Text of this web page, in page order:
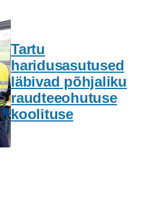
Tartu
haridusasutused
läbivad põhjaliku
raudteeohutuse
koolituse